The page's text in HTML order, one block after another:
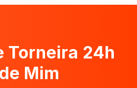
Torneira 24h
Mim